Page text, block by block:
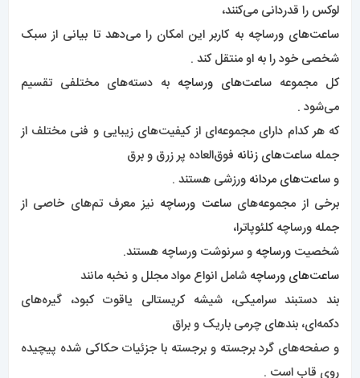
لوکس را قدردانی می‌کنند،
ساعت‌های ورساچه به کاربر این امکان را می‌دهد تا بیانی از سبک
شخصی خود را به او منتقل کند .
کل مجموعه ساعت‌های ورساچه به دسته‌های مختلفی تقسیم
می‌شود .
که هر کدام دارای مجموعه‌ای از کیفیت‌های زیبایی و فنی مختلف از
جمله ساعت‌های زنانه فوق‌العاده پر زرق و برق
وساعت‌های مردانه ورزشی هستند .
برخی از مجموعه‌هایساعت ورساچه نیز معرف تم‌های خاصی از
جمله ورساچه کلئوپاترا،
شخصیت ورساچه و سرنوشت ورساچه هستند.
ساعت‌های ورساچه شامل انواع مواد مجلل و نخبه مانند
بند دستبند سرامیکی، شیشه کریستالی یاقوت کبود، گیره‌های
دکمه‌ای، بند‌های چرمی باریک و براق
و صفحه‌های گرد برجسته و برجسته با جزئیات حکاکی شده پیچیده
روی قاب است .